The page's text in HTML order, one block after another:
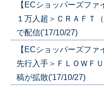
【ECショッパーズフ
１万人超＞ＣＲＡＦＴ
で配信('17/10/27)
【ECショッパーズフ
先行入手＞ＦＬＯＷＦ
稿が拡散('17/10/27)